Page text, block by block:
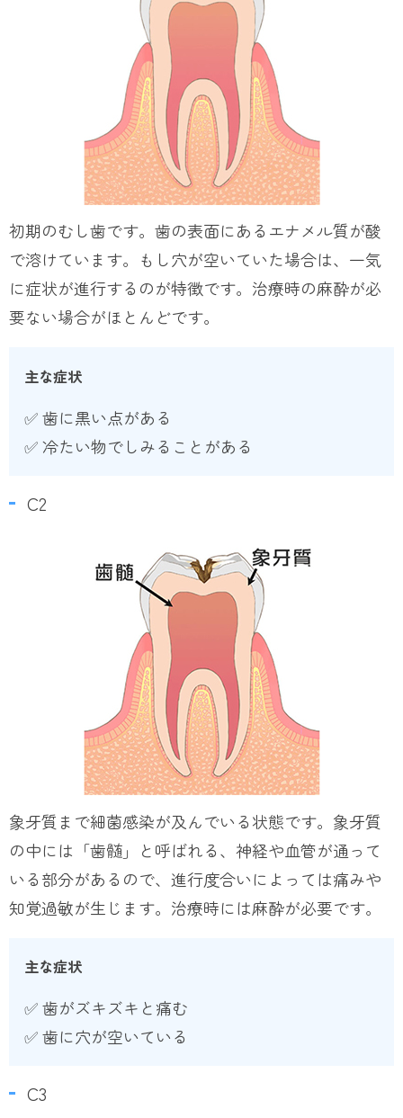
初期のむし歯です。歯の表面にあるエナメル質が酸
で溶けています。もし穴が空いていた場合は、一気
に症状が進行するのが特徴です。治療時の麻酔が必
要ない場合がほとんどです。
主な症状
✅ 歯に黒い点がある
✅ 冷たい物でしみることがある
C2
象牙質まで細菌感染が及んでいる状態です。象牙質
の中には「歯髄」と呼ばれる、神経や血管が通って
いる部分があるので、進行度合いによっては痛みや
知覚過敏が生じます。治療時には麻酔が必要です。
主な症状
✅ 歯がズキズキと痛む
✅ 歯に穴が空いている
C3